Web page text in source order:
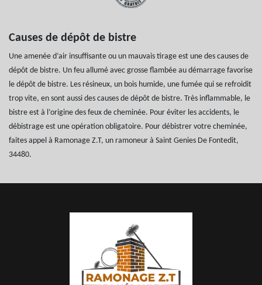
Causes de dépôt de bistre
Une amenée d’air insuffisante ou un mauvais tirage est une des causes de
dépôt de bistre. Un feu allumé avec grosse flambée au démarrage favorise
le dépôt de bistre. Les résineux, un bois humide, une fumée qui se refroidit
trop vite, en sont aussi des causes de dépôt de bistre. Très inflammable, le
bistre est à l’origine des feux de cheminée. Pour éviter les accidents, le
débistrage est une opération obligatoire. Pour débistrer votre cheminée,
faites appel à Ramonage Z.T, un ramoneur à Saint Genies De Fontedit,
34480.